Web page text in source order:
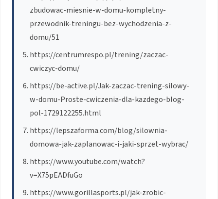
zbudowac-miesnie-w-domu-kompletny-
przewodnik-treningu-bez-wychodzenia-z-
domu/51
https://centrumrespo.pl/trening/zaczac-
cwiczyc-domu/
https://be-active.pl/Jak-zaczac-trening-silowy-
w-domu-Proste-cwiczenia-dla-kazdego-blog-
pol-1729122255.html
https://lepszaforma.com/blog/silownia-
domowa-jak-zaplanowac-i-jaki-sprzet-wybrac/
https://www.youtube.com/watch?
v=X75pEADfuGo
https://www.gorillasports.pl/jak-zrobic-